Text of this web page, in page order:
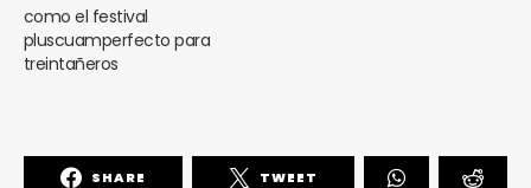
como el festival
pluscuamperfecto para
treintañeros
SHARE TWEET